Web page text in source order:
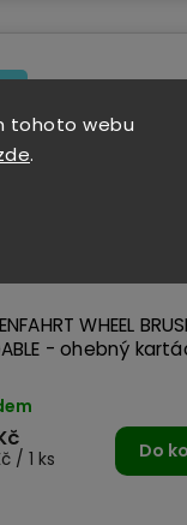
tohoto webu
.
WHEEL
kartáč na
/ 1 ks Do